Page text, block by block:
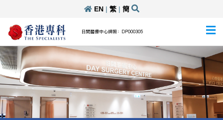
EN| 繁| 簡
日間醫療中心牌照：DP000305